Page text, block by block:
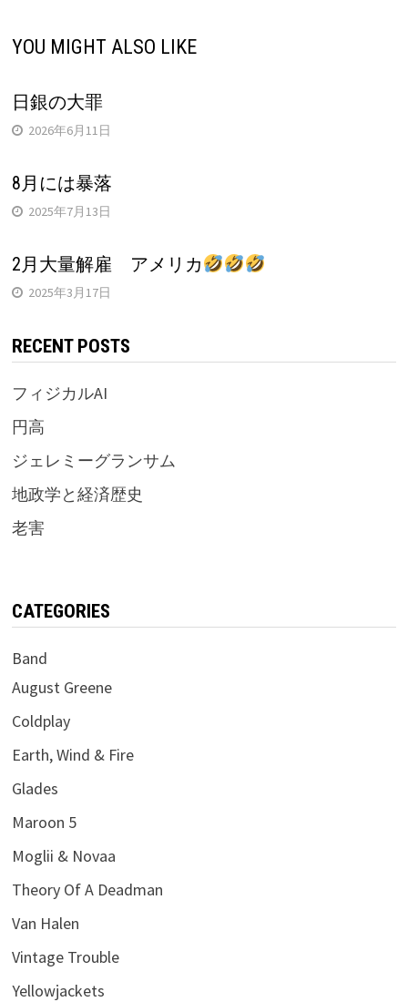
YOU MIGHT ALSO LIKE
日銀の大罪
2026年6月11日
8月には暴落
2025年7月13日
2月大量解雇 アメリカ
2025年3月17日
RECENT POSTS
フィジカルAI
円高
ジェレミーグランサム
地政学と経済歴史
老害
CATEGORIES
Band
August Greene
Coldplay
Earth, Wind & Fire
Glades
Maroon 5
Moglii & Novaa
Theory Of A Deadman
Van Halen
Vintage Trouble
Yellowjackets